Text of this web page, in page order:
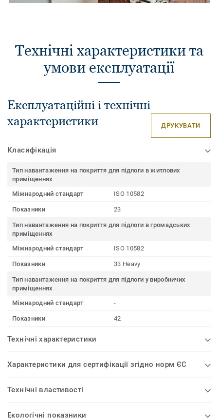
Технічні характеристики та
умови експлуатації
Експлуатаційні і технічні
характеристики
ДРУКУВАТИ
Класифікація
Тип навантаження на покриття для підлоги в житлових
приміщеннях
Міжнародний стандарт
ISO 10582
Показники 23
Тип навантаження на покриття для підлоги в громадських
приміщеннях
Міжнародний стандарт
ISO 10582
Показники 33 Heavy
Тип навантаження на покриття для підлоги у виробничих
приміщеннях
Міжнародний стандарт
-
Показники 42
Технічні характеристики
Характеристики для сертифікації згідно норм ЄС
Технічні властивості
Екологічні показники